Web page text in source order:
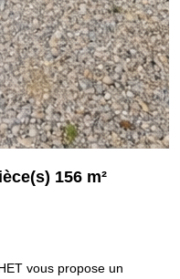
156 m²
vous propose un